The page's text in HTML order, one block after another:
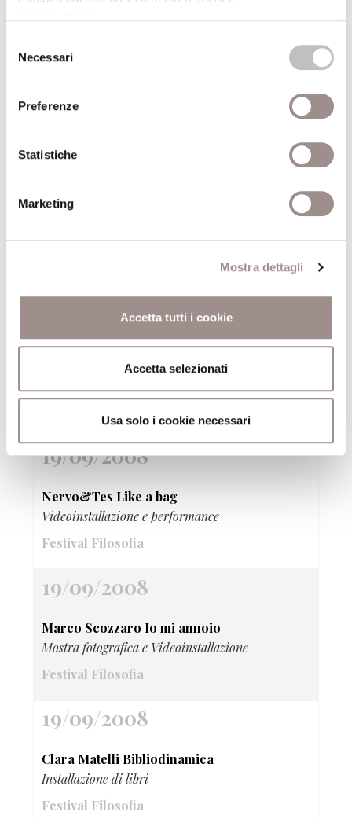
delNecessari
Preferenze
Statistiche
Marketing
Mostra dettagli
Accetta tutti i cookie
Accetta selezionati
Usa solo i cookie necessari
dipinte
Attraverso la finestra Fotografie di Giorgio
Festival Filosofia
19/09/2008
19/09/2008
Sandy Skoglund True Fiction
19/09/2008
Nervo&Tes Like a bag
Videoinstallazione e performance
Festival Filosofia
19/09/2008
Marco Scozzaro Io mi annoio
Mostra fotografica e Videoinstallazione
Festival Filosofia
19/09/2008
Clara Matelli Bibliodinamica
Installazione di libri
Festival Filosofia